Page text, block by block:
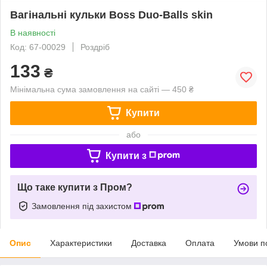
Вагінальні кульки Boss Duo-Balls skin
В наявності
Код: 67-00029
Роздріб
133 ₴
Мінімальна сума замовлення на сайті — 450 ₴
Купити
або
Купити з
Що таке купити з Пром?
Замовлення під захистом
Опис Характеристики Доставка Оплата Умови